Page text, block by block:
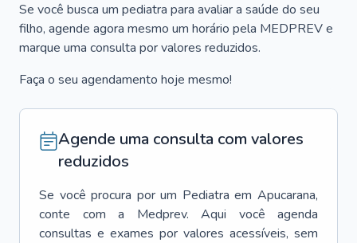
Se você busca um pediatra para avaliar a saúde do seu
filho, agende agora mesmo um horário pela MEDPREV e
marque uma consulta por valores reduzidos.
Faça o seu agendamento hoje mesmo!
Agende uma consulta com valores
reduzidos
Se você procura por um Pediatra em Apucarana,
conte com a Medprev. Aqui você agenda
consultas e exames por valores acessíveis, sem